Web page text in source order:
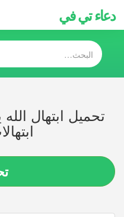
دعاء تي في
تحميل ابتهال